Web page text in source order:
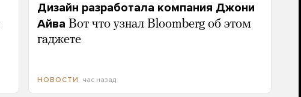
Дизайн разработала компания Джони
Айва Вот что узнал Bloomberg об этом
гаджете
НОВОСТИ час назад